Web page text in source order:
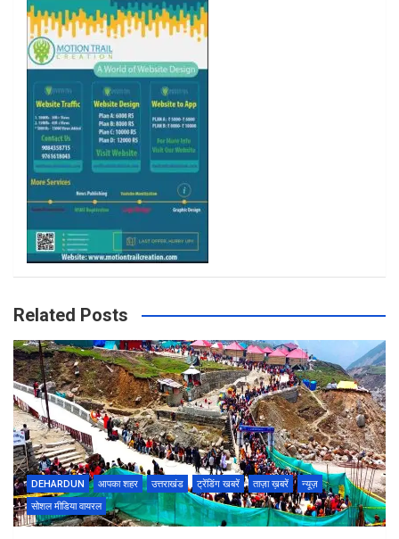
k a
m
Related Posts
DEHARDUN आपका शहर उत्तराखंड ट्रेंडिंग खबरें ताज़ा ख़बरें
न्यूज़
सोशल मीडिया वायरल